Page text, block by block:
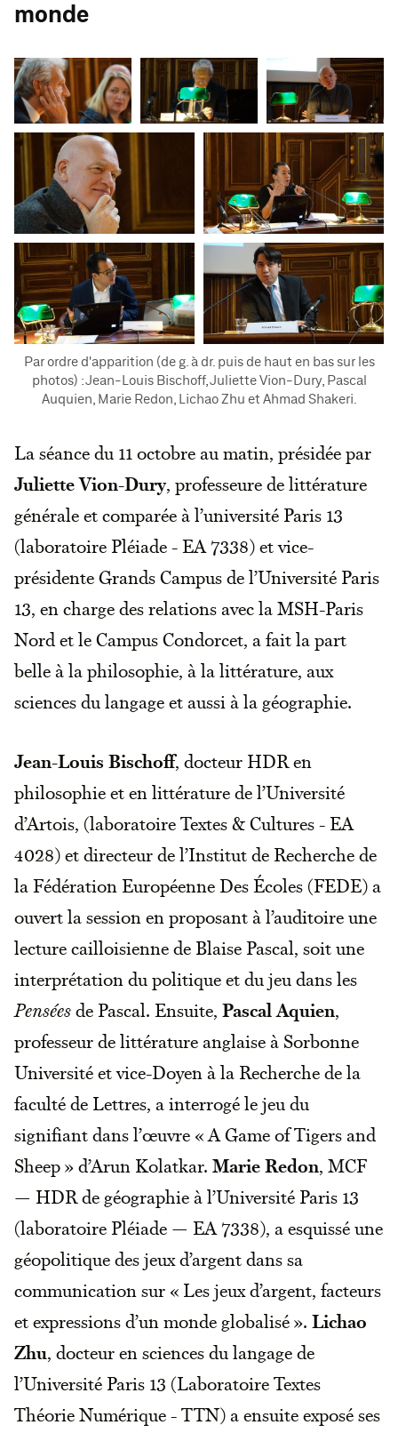
monde
Par ordre d'apparition (de g. à dr. puis de haut en bas sur les
photos) : Jean-Louis Bischoff, Juliette Vion-Dury, Pascal
Auquien, Marie Redon, Lichao Zhu et Ahmad Shakeri.
La séance du 11 octobre au matin, présidée par
Juliette Vion-Dury, professeure de littérature
générale et comparée à l’université Paris 13
(laboratoire Pléiade - EA 7338) et vice-
présidente Grands Campus de l’Université Paris
13, en charge des relations avec la MSH-Paris
Nord et le Campus Condorcet, a fait la part
belle à la philosophie, à la littérature, aux
sciences du langage et aussi à la géographie.
Jean-Louis Bischoff, docteur HDR en
philosophie et en littérature de l’Université
d’Artois, (laboratoire Textes & Cultures - EA
4028) et directeur de l’Institut de Recherche de
la Fédération Européenne Des Écoles (FEDE) a
ouvert la session en proposant à l’auditoire une
lecture cailloisienne de Blaise Pascal, soit une
interprétation du politique et du jeu dans les
Penséesde Pascal. Ensuite, Pascal Aquien,
professeur de littérature anglaise à Sorbonne
Université et vice-Doyen à la Recherche de la
faculté de Lettres, a interrogé le jeu du
signifiant dans l’œuvre « A Game of Tigers and
Sheep » d’Arun Kolatkar. Marie Redon, MCF
— HDR de géographie à l’Université Paris 13
(laboratoire Pléiade — EA 7338), a esquissé une
géopolitique des jeux d’argent dans sa
communication sur « Les jeux d’argent, facteurs
et expressions d’un monde globalisé ». Lichao
Zhu, docteur en sciences du langage de
l’Université Paris 13 (Laboratoire Textes
Théorie Numérique - TTN) a ensuite exposé ses